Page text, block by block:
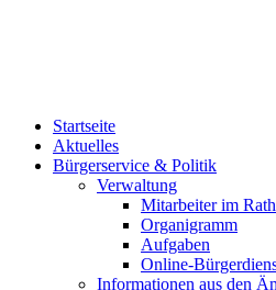
Startseite
Aktuelles
Bürgerservice & Politik
Verwaltung
Mitarbeiter im
Organigramm
Aufgaben
Online-
Informationen aus den